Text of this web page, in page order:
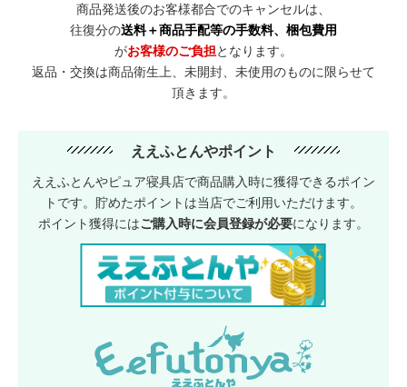
商品発送後のお客様都合でのキャンセルは、
往復分の送料＋商品手配等の手数料、梱包費用
がお客様のご負担となります。
返品・交換は商品衛生上、未開封、未使用のものに限らせて
頂きます。
ええふとんやポイント
ええふとんやピュア寝具店で商品購入時に獲得できるポイン
トです。貯めたポイントは当店でご利用いただけます。
ポイント獲得にはご購入時に会員登録が必要になります。